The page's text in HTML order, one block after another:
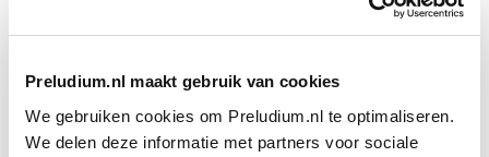
Preludium.nl maakt gebruik van cookies
We gebruiken cookies om Preludium.nl te optimaliseren.
We delen deze informatie met partners voor sociale